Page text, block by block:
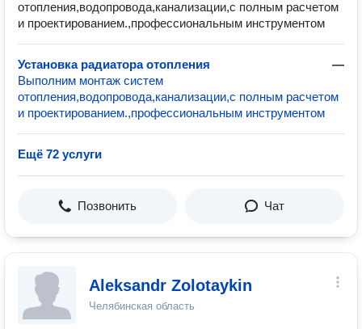
отопления,водопровода,канализации,с полным расчетом
и проектированием.,профессиональным инструментом
Установка радиатора отопления
—
Выполним монтаж систем
отопления,водопровода,канализации,с полным расчетом
и проектированием.,профессиональным инструментом
Ещё 72 услуги
Позвонить Чат
Aleksandr Zolotaykin
Челябинская область